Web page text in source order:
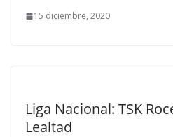
15 diciembre, 2020
Liga Nacional: TSK
Lealtad